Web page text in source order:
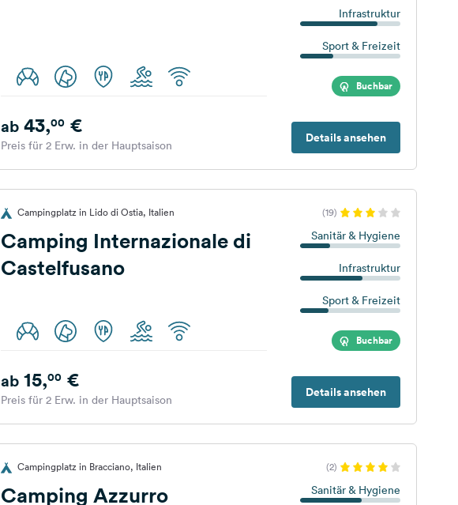
Infrastruktur
Sport & Freizeit
Buchbar
Details ansehen
ab43,00€
Preis für 2 Erw. in der Hauptsaison
Campingplatz in Lido di Ostia, Italien (19)
Camping Internazionale di
Castelfusano
Sanitär & Hygiene
Infrastruktur
Sport & Freizeit
Buchbar
Details ansehen
ab15,00€
Preis für 2 Erw. in der Hauptsaison
Campingplatz in Bracciano, Italien (2)
Camping Azzurro Sanitär & Hygiene